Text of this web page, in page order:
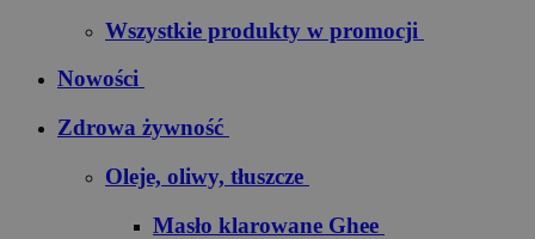
Wszystkie produkty w promocji
Nowości
Zdrowa żywność
Oleje, oliwy, tłuszcze
Masło klarowane Ghee